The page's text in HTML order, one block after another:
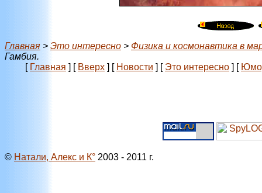
Главная > Это интересно > Физика и космонавтика в
Гамбия.
[ Главная ] [ Вверх ] [ Новости ] [ Это интересно ] [
© Натали, Алекс и К° 2003 - 2011 г.